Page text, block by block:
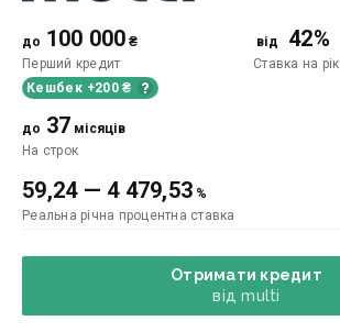
до 100 000 ₴
Перший кредит
Кешбек +200 ₴
від 42%
Ставка на рік
до 37 місяців
На строк
59,24— 4 479,53 %
Реальна річна процентна ставка
Отримати кредит
від multi